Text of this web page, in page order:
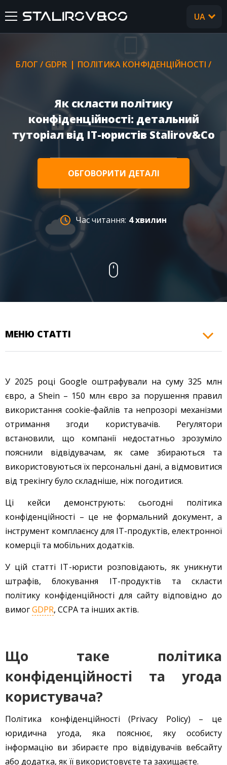
ПОСЛУГИ
КЕЙСИ
CТАТТІ
FAQ
UA
БЛОГ / GDPR ❘ ПОЛІТИКА КОНФІДЕНЦІЙНОСТІ /
Як скласти політику
конфіденційності: детальний
туторіал від IT-юристів Stalirov&Co
ОБГОВОРИТИ ДЕТАЛІ
Час читання: 4 хвилин
У 2025 році Google оштрафували на суму 325 млн
євро, а Shein – 150 млн євро за порушення правил
використання cookie-файлів та непрозорі механізми
отримання згоди користувачів. Регулятори
встановили, що компанії недостатньо зрозуміло
пояснили відвідувачам, як саме збираються та
використовуються їх персональні дані, а відмовитися
від трекінгу було складніше, ніж погодитися.
Ці кейси демонструють: сьогодні політика
конфіденційності – це не формальний документ, а
інструмент комплаєнсу для IT-продуктів, електронної
комерції та мобільних додатків.
У цій статті IT-юристи розповідають, як уникнути
штрафів, блокування IT-продуктів та скласти
політику конфіденційності для сайту відповідно до
вимогGDPR, CCPA та інших актів.
Що таке політика
конфіденційності та угода
користувача?
Політика конфіденційності (Privacy Policy) – це
юридична угода, яка пояснює, яку особисту
інформацію ви збираєте про відвідувачів вебсайту
або додатка, як її використовуєте та захищаєте.
МЕНЮ СТАТТІ